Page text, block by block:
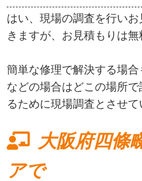
はい、現場の調査を行い
きますが、お見積もりは無
簡単な修理で解決する場
などの場合はどこの場所
るために現場調査とさせて
大阪府四條
アで